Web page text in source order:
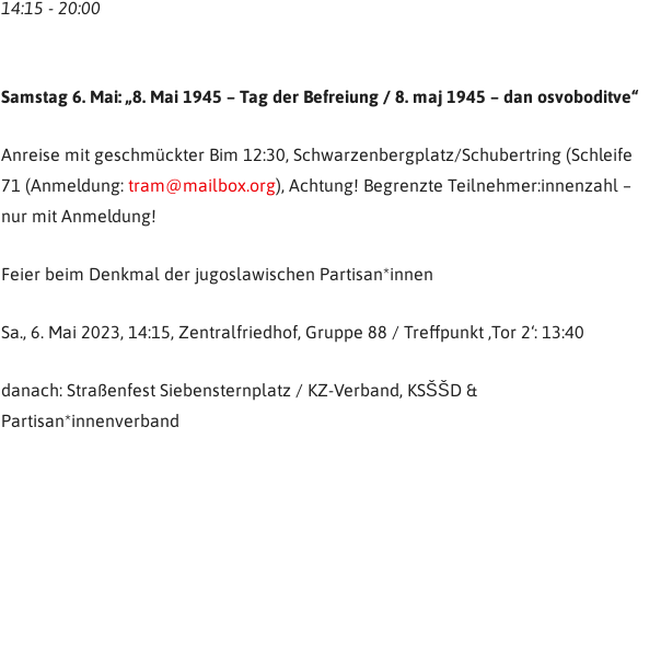
14:15 - 20:00
Samstag 6. Mai: „8. Mai 1945 – Tag der Befreiung / 8. maj 1945 – dan osvoboditve“
Anreise mit geschmückter Bim 12:30, Schwarzenbergplatz/Schubertring (Schleife
71 (Anmeldung: tram@mailbox.org), Achtung! Begrenzte Teilnehmer:innenzahl –
nur mit Anmeldung!
Feier beim Denkmal der jugoslawischen Partisan*innen
Sa., 6. Mai 2023, 14:15, Zentralfriedhof, Gruppe 88 / Treffpunkt ‚Tor 2‘: 13:40
danach: Straßenfest Siebensternplatz / KZ-Verband, KSŠŠD &
Partisan*innenverband